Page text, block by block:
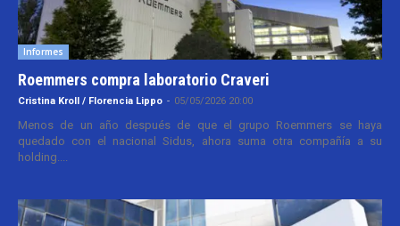
Informes
Roemmers compra laboratorio Craveri
Cristina Kroll / Florencia Lippo - 05/05/2026 20:00
Menos de un año después de que el grupo Roemmers se haya
quedado con el nacional Sidus, ahora suma otra compañía a su
holding....